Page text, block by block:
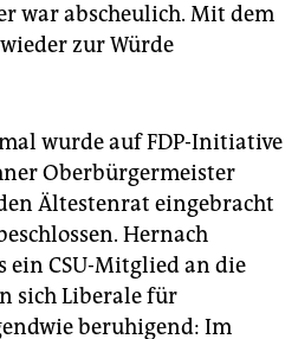
war abscheulich. Mit dem
zur Würde
wurde auf FDP-Initiative
Oberbürgermeister
Ältestenrat eingebracht
Hernach
ein CSU-Mitglied an die
sich Liberale für
beruhigend: Im